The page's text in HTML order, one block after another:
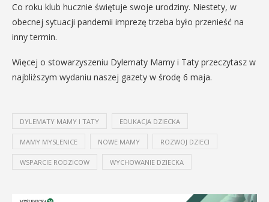
Co roku klub hucznie świętuje swoje urodziny. Niestety, w
obecnej sytuacji pandemii imprezę trzeba było przenieść na
inny termin.
Więcej o stowarzyszeniu Dylematy Mamy i Taty przeczytasz w
najbliższym wydaniu naszej gazety w środę 6 maja.
DYLEMATY MAMY I TATY EDUKACJA DZIECKA
MAMY MYSLENICE NOWE MAMY ROZWOJ DZIECI
WSPARCIE RODZICOW WYCHOWANIE DZIECKA